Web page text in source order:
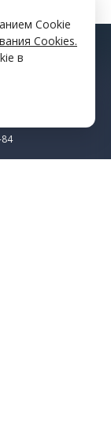
Cookie
Cookies.
в